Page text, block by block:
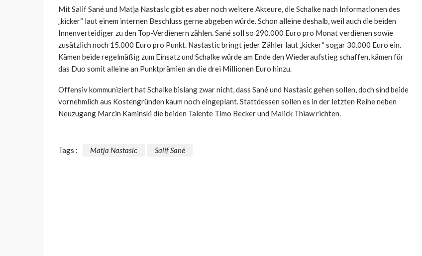
Mit Salif Sané und Matja Nastasic gibt es aber noch weitere Akteure, die Schalke nach Informationen des
„kicker“ laut einem internen Beschluss gerne abgeben würde. Schon alleine deshalb, weil auch die beiden
Innenverteidiger zu den Top-Verdienern zählen. Sané soll so 290.000 Euro pro Monat verdienen sowie
zusätzlich noch 15.000 Euro pro Punkt. Nastastic bringt jeder Zähler laut „kicker“ sogar 30.000 Euro ein.
Kämen beide regelmäßig zum Einsatz und Schalke würde am Ende den Wiederaufstieg schaffen, kämen für
das Duo somit alleine an Punktprämien an die drei Millionen Euro hinzu.
Offensiv kommuniziert hat Schalke bislang zwar nicht, dass Sané und Nastasic gehen sollen, doch sind beide
vornehmlich aus Kostengründen kaum noch eingeplant. Stattdessen sollen es in der letzten Reihe neben
Neuzugang Marcin Kaminski die beiden Talente Timo Becker und Malick Thiaw richten.
Tags : Matja Nastasic Salif Sané